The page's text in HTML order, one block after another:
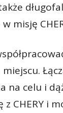
misję
celu i
z CHERY i